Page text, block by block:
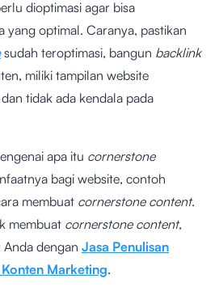
dioptimasi agar bisa
yang optimal. Caranya, pastikan
sudah teroptimasi, bangun backlink
miliki tampilan website
tidak ada kendala pada
apa itu cornerstone
bagi website, contoh
membuat cornerstone content.
membuat cornerstone content,
dengan Jasa Penulisan
Marketing.